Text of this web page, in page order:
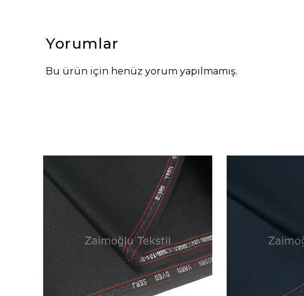
Yorumlar
Bu ürün için henüz yorum yapılmamış.